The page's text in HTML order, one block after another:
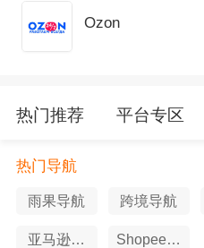
Ozon
热门推荐 平台专区
热门导航
雨果导航 跨境导航
亚马逊导
Shopee导